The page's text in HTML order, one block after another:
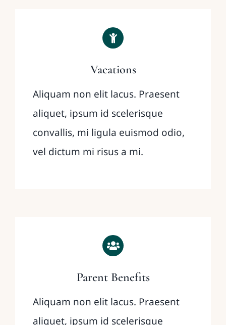
Vacations
Aliquam non elit lacus. Praesent
aliquet, ipsum id scelerisque
convallis, mi ligula euismod odio,
vel dictum mi risus a mi.
Parent Benefits
Aliquam non elit lacus. Praesent
aliquet, ipsum id scelerisque